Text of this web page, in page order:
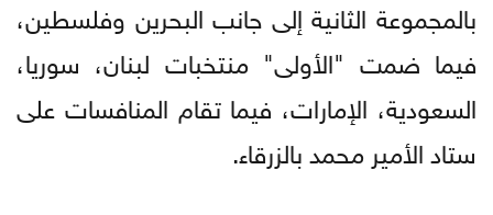
بالمجموعة الثانية إلى جانب البحرين وفلسطين،
فيما ضمت "الأولى" منتخبات لبنان، سوريا،
السعودية، الإمارات، فيما تقام المنافسات على
ستاد الأمير محمد بالزرقاء.